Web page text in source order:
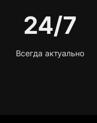
24/7
Всегда актуально